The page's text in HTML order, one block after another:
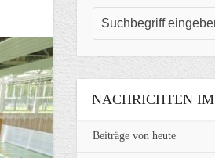
NACHRICHTEN
Beiträge von heute